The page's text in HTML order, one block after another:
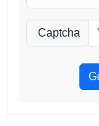
Captcha